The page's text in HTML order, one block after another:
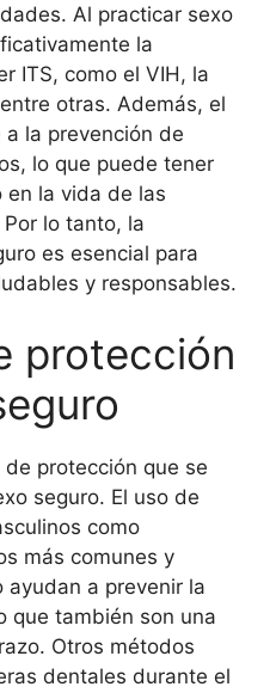
Al practicar sexo
la
ITS, como el VIH, la
otras. Además, el
la prevención de
lo que puede tener
en la vida de las
lo tanto, la
es esencial para
y responsables.
protección
protección que se
seguro. El uso de
como
más comunes y
ayudan a prevenir la
que también son una
Otros métodos
dentales durante el